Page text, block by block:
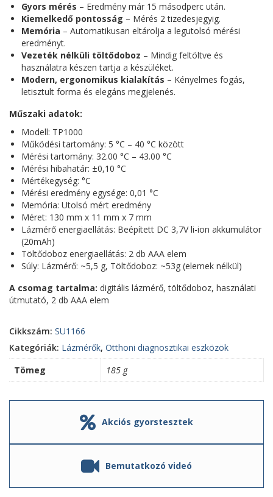
Gyors mérés – Eredmény már 15 másodperc után.
Kiemelkedő pontosság – Mérés 2 tizedesjegyig.
Memória – Automatikusan eltárolja a legutolsó mérési
eredményt.
Vezeték nélküli töltődoboz – Mindig feltöltve és
használatra készen tartja a készüléket.
Modern, ergonomikus kialakítás – Kényelmes fogás,
letisztult forma és elegáns megjelenés.
Műszaki adatok:
Modell: TP1000
Működési tartomány: 5 °C – 40 °C között
Mérési tartomány: 32.00 °C – 43.00 °C
Mérési hibahatár: ±0,10 °C
Mértékegység: °C
Mérési eredmény egysége: 0,01 °C
Memória: Utolsó mért eredmény
Méret: 130 mm x 11 mm x 7 mm
Lázmérő energiaellátás: Beépített DC 3,7V li-ion akkumulátor
(20mAh)
Töltődoboz energiaellátás: 2 db AAA elem
Súly: Lázmérő: ~5,5 g, Töltődoboz: ~53g (elemek nélkül)
A csomag tartalma: digitális lázmérő, töltődoboz, használati
útmutató, 2 db AAA elem
Cikkszám: SU1166
Kategóriák: Lázmérők, Otthoni diagnosztikai eszközök
Tömeg
185 g
Akciós gyorstesztek
Bemutatkozó videó